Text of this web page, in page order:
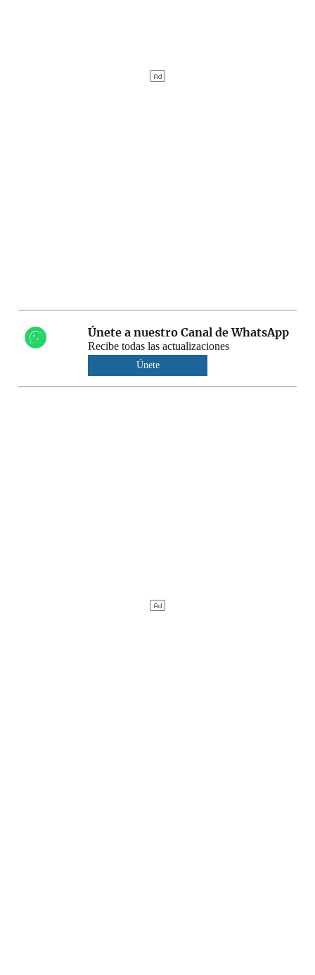
Únete a nuestro Canal de WhatsApp
Recibe todas las actualizaciones
Únete